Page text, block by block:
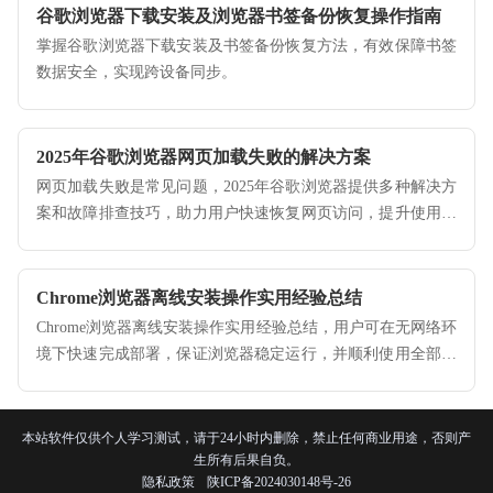
谷歌浏览器下载安装及浏览器书签备份恢复操作指南
掌握谷歌浏览器下载安装及书签备份恢复方法，有效保障书签
数据安全，实现跨设备同步。
2025年谷歌浏览器网页加载失败的解决方案
网页加载失败是常见问题，2025年谷歌浏览器提供多种解决方
案和故障排查技巧，助力用户快速恢复网页访问，提升使用体
Chrome浏览器离线安装操作实用经验总结
Chrome浏览器离线安装操作实用经验总结，用户可在无网络环
境下快速完成部署，保证浏览器稳定运行，并顺利使用全部功
本站软件仅供个人学习测试，请于24小时内删除，禁止任何商业用途，否则产
生所有后果自负。
隐私政策
陕ICP备2024030148号-26